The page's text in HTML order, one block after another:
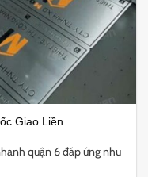
Giao Liền
quận 6 đáp ứng nhu